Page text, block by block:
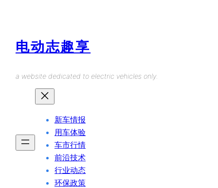
电动志趣享
a website dedicated to electric vehicles only.
新车情报
用车体验
车市行情
前沿技术
行业动态
环保政策